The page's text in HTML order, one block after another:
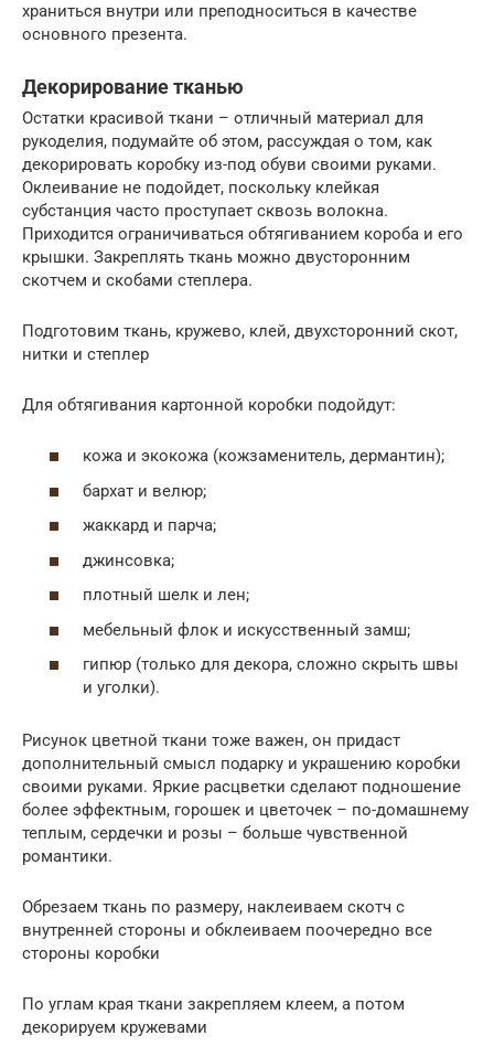
храниться внутри или преподноситься в качестве
основного презента.
Декорирование тканью
Остатки красивой ткани – отличный материал для
рукоделия, подумайте об этом, рассуждая о том, как
декорировать коробку из-под обуви своими руками.
Оклеивание не подойдет, поскольку клейкая
субстанция часто проступает сквозь волокна.
Приходится ограничиваться обтягиванием короба и его
крышки. Закреплять ткань можно двусторонним
скотчем и скобами степлера.
Подготовим ткань, кружево, клей, двухсторонний скот,
нитки и степлер
Для обтягивания картонной коробки подойдут:
кожа и экокожа (кожзаменитель, дермантин);
бархат и велюр;
жаккард и парча;
джинсовка;
плотный шелк и лен;
мебельный флок и искусственный замш;
гипюр (только для декора, сложно скрыть швы
и уголки).
Рисунок цветной ткани тоже важен, он придаст
дополнительный смысл подарку и украшению коробки
своими руками. Яркие расцветки сделают подношение
более эффектным, горошек и цветочек – по-домашнему
теплым, сердечки и розы – больше чувственной
романтики.
Обрезаем ткань по размеру, наклеиваем скотч с
внутренней стороны и обклеиваем поочередно все
стороны коробки
По углам края ткани закрепляем клеем, а потом
декорируем кружевами